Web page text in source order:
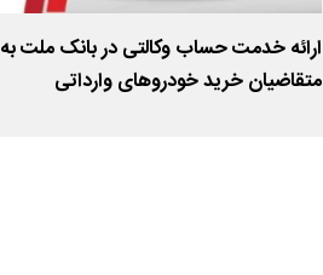
ارائه خدمت حساب وکالتی در بانک ملت به
متقاضیان خرید خودروهای وارداتی